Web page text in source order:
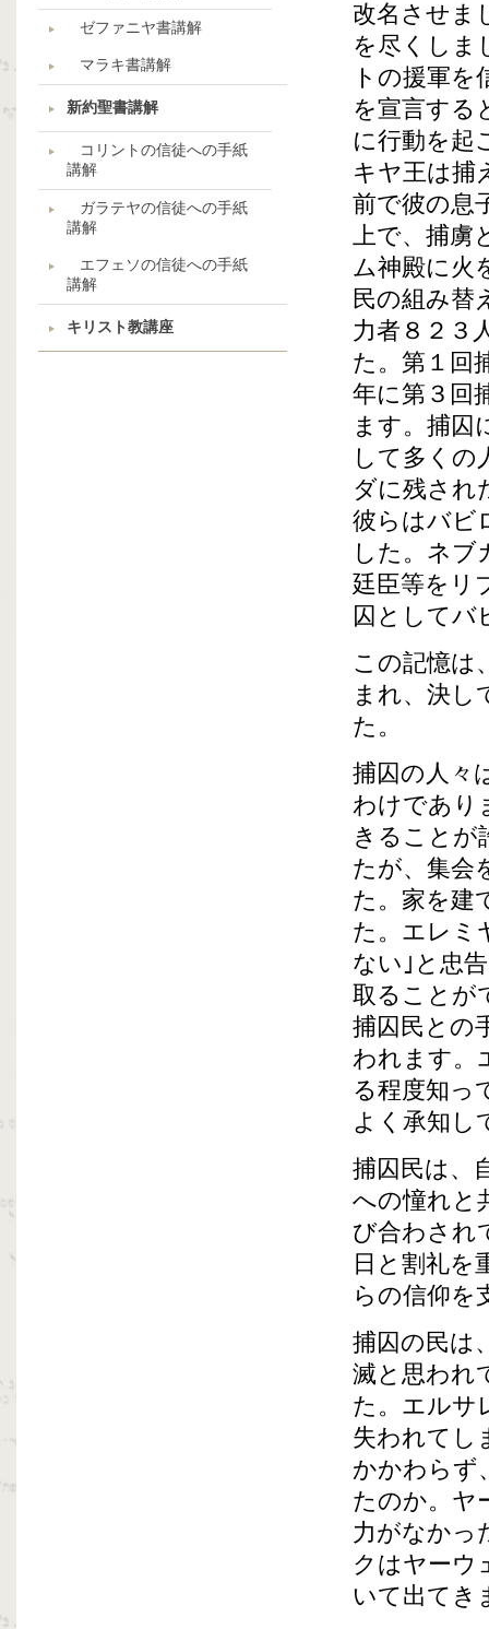
ゼファニヤ書講解
マラキ書講解
新約聖書講解
コリントの信徒への手紙
講解
ガラテヤの信徒への手紙
講解
エフェソの信徒への手紙
講解
キリスト教講座
改名させま
を尽くしま
トの援軍
を宣言する
に行動を起
キヤ王は捕
前で彼の息
上で、捕虜
ム神殿に火
民の組み替
力者８２３
た。第１回
年に第３回
ます。捕囚
して多くの
ダに残され
彼らはバビ
した。ネブ
廷臣等をリ
囚としてバ
この記憶は
まれ、決し
た。
捕囚の人々
わけであり
きることが
たが、集会
た。家を建
た。エレミ
ない｣と忠
取ることが
捕囚民との
われます。
る程度知っ
よく承知し
捕囚民は、
への憧れと
び合わされ
日と割礼を
らの信仰を
捕囚の民は
滅と思われ
た。エルサ
失われてし
かかわらず
たのか。ヤ
力がなかっ
クはヤーウ
いて出てき